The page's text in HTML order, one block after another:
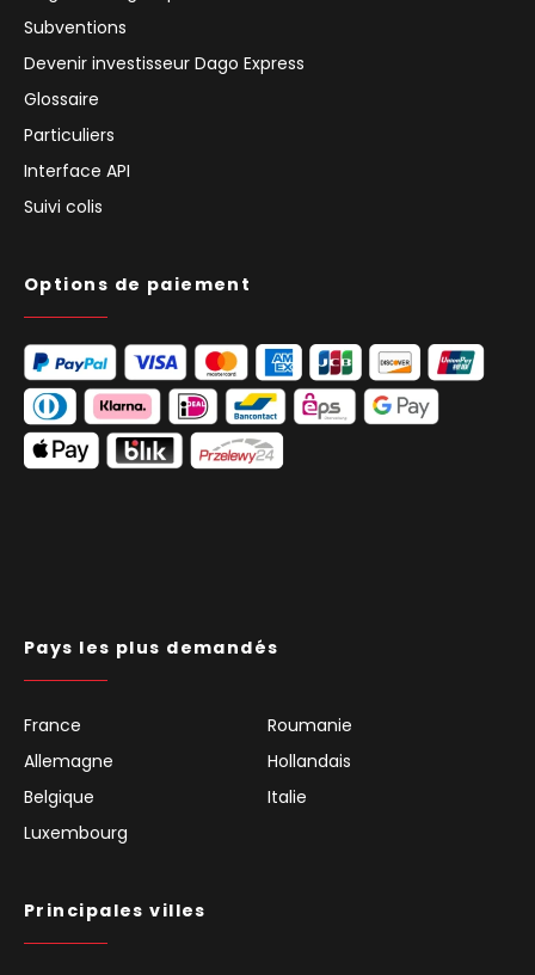
Subventions
Devenir investisseur Dago Express
Glossaire
Particuliers
Interface API
Suivi colis
Options de paiement
Pays les plus demandés
France
Roumanie
Allemagne
Hollandais
Belgique
Italie
Luxembourg
Principales villes